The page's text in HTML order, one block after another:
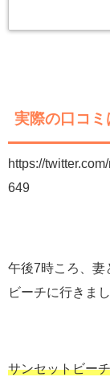
実際の口コミ
https://
649
午後7時ころ、妻
ビーチに行きまし
サンセットビー